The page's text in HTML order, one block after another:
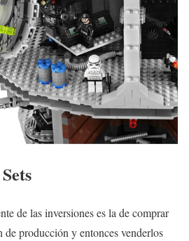
de las inversiones es la de comprar
de producción y entonces venderlos